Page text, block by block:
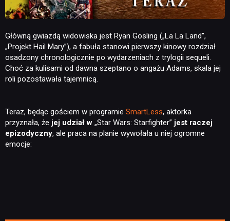
Główną gwiazdą widowiska jest Ryan Gosling („La La Land”,
„Projekt Hail Mary”), a fabuła stanowi pierwszy kinowy rozdział
osadzony chronologicznie po wydarzeniach z trylogii sequeli.
Choć za kulisami od dawna szeptano o angażu Adams, skala jej
roli pozostawała tajemnicą.
Teraz, będąc gościem w programie SmartLess, aktorka
przyznała, że jej udział w „Star Wars: Starfighter” jest raczej
epizodyczny, ale praca na planie wywołała u niej ogromne
emocje: